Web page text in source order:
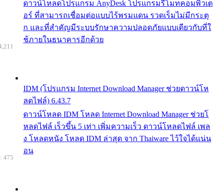
ดาวน์โหลดโปรแกรม AnyDesk โปรแกรมรีโมทคอมพิวเต
อร์ ที่สามารถเชื่อมต่อแบบไร้พรมแดน รวดเร็มไม่มีกระตุ
ก และที่สำคัญมีระบบรักษาความปลอดภัยแบบเดียวกับที่ใ
ช้ภายในธนาคารอีกด้วย
IDM (โปรแกรม Internet Download Manager ช่วยดาวน์โห
ลดไฟล์) 6.43.7
ดาวน์โหลด IDM โหลด Internet Download Manager ช่วยโ
หลดไฟล์ เร็วขึ้น 5 เท่า เพิ่มความเร็ว ดาวน์โหลดไฟล์ เพล
ง โหลดหนัง โหลด IDM ล่าสุด จาก Thaiware ไว้ใจได้แน่น
อน
475